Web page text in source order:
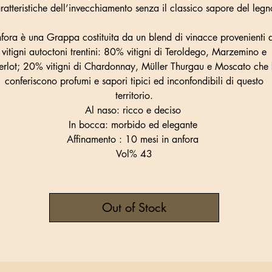
dell’invecchiamento senza il classico sapore del
è una Grappa costituita da un blend di vinacce provenienti
vitigni autoctoni trentini: 80% vitigni di Teroldego, Marzemino e
20% vitigni di Chardonnay, Müller Thurgau e Moscato che
conferiscono profumi e sapori tipici ed inconfondibili di questo
territorio.
Al naso: ricco e deciso
In bocca: morbido ed elegante
Affinamento : 10 mesi in anfora
Vol% 43
Out of Stock